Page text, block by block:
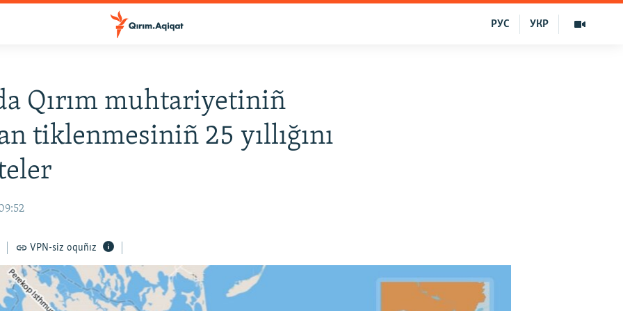
УКР
РУС
Qırım muhtariyetiniñ
tiklenmesiniñ 25 yıllığını
VPN-siz oquñız